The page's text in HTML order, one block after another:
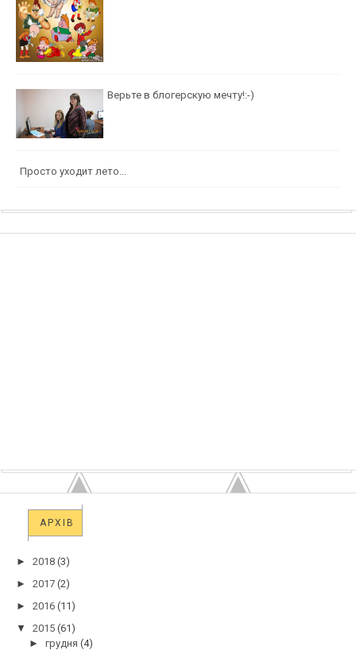
Верьте в блогерскую мечту!:-)
Просто уходит лето...
АРХІВ
► 2018 (3)
► 2017 (2)
► 2016 (11)
▼
2015 (61)
► грудня (4)